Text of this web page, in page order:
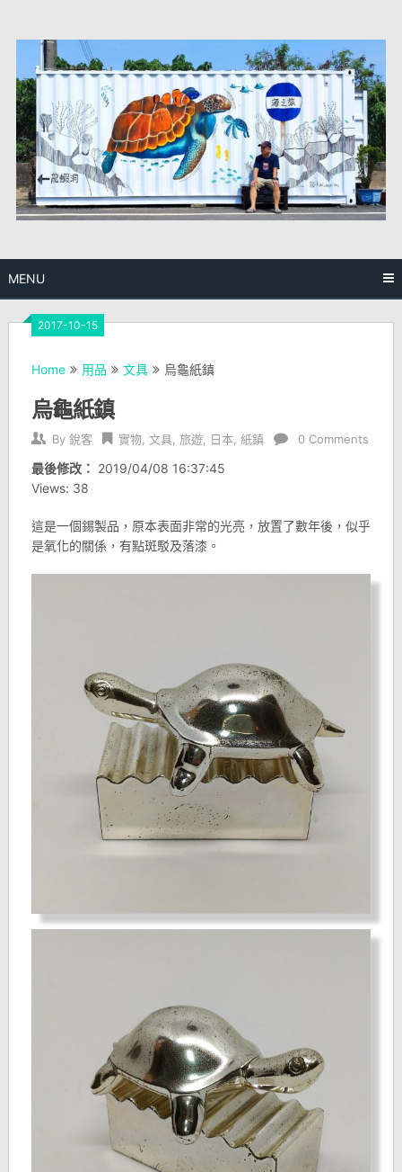
content
MENU
2017-10-15
Home 用品 文具 烏龜紙鎮
烏龜紙鎮
By 銳客 實物, 文具, 旅遊, 日本, 紙鎮 0 Comments
最後修改： 2019/04/08 16:37:45
Views: 38
這是一個錫製品，原本表面非常的光亮，放置了數年後，似乎
是氧化的關係，有點斑駁及落漆。